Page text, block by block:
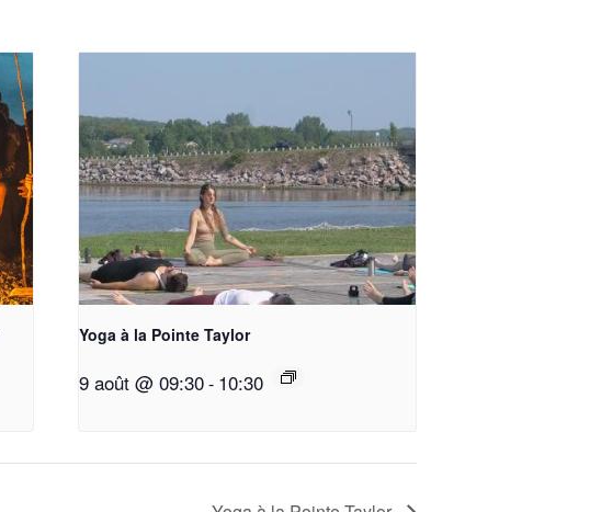
Yoga à la Pointe Taylor
9 août @ 09:30- 10:30